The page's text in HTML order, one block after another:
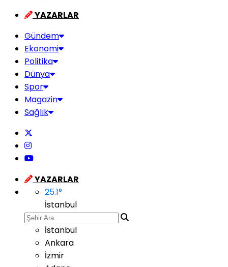
YAZARLAR
Gündem
Ekonomi
Politika
Dünya
Spor
Magazin
Sağlık
YAZARLAR
25.1°
İstanbul
İstanbul
Ankara
İzmir